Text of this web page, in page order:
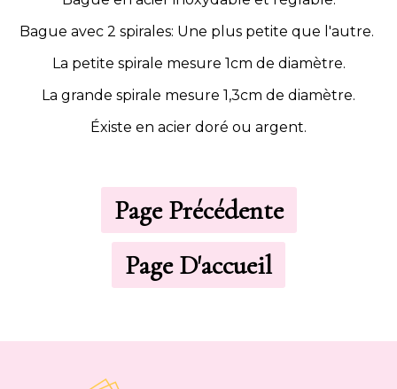
Bague avec 2 spirales: Une plus petite que l'autre.
La petite spirale mesure 1cm de diamètre.
La grande spirale mesure 1,3cm de diamètre.
Éxiste en acier doré ou argent.